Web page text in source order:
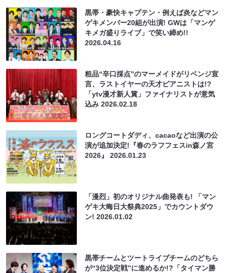
黒帯・豪快キャプテン・例えば炎などマン
ゲキメンバー20組が出演! GWは「マンゲ
キメガ盛りライブ」で笑い締め!!
2026.04.16
粗品“辛口採点”のマーメイドがリベンジ宣
言、ラストイヤーの天才ピアニストは!?
「ytv漫才新人賞」ファイナリストが意気
込み2026.02.18
ロングコートダディ、cacaoなど出演の公
演が追加決定!『春のラフフェスin森ノ宮
2026』2026.01.23
「漫烈」初のオリジナル曲発表も! 「マン
ゲキ大晦日大祭典2025」でカウントダウ
ン!2026.01.02
黒帯チームとツートライブチームのどちら
が“3位決定戦”に進めるか!?「タイマン勝